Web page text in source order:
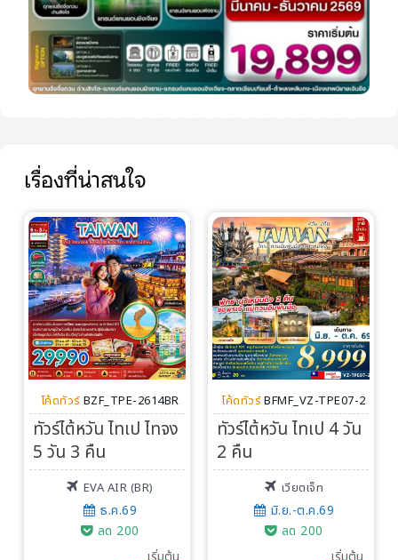
เรื่องที่น่าสนใจ
โค้ดทัวร์ BZF_TPE-2614BR
ทัวร์ไต้หวัน ไทเป ไทจง
5 วัน 3 คืน
EVA AIR (BR)
ธ.ค.69
ลด 200
โค้ดทัวร์ BFMF_VZ-TPE07-2
ทัวร์ไต้หวัน ไทเป 4 วัน
2 คืน
เวียตเจ็ท
มิ.ย.-ต.ค.69
ลด 200